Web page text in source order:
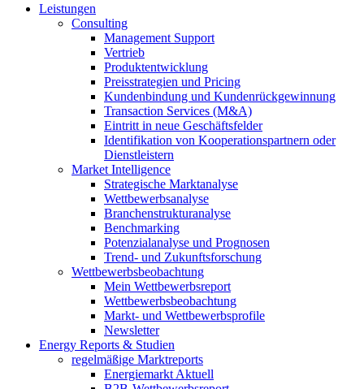
Leistungen
Consulting
Management Support
Vertrieb
Produktentwicklung
Preisstrategien und Pricing
Kundenbindung und Kundenrückgewinnung
Transaction Services (M&A)
Eintritt in neue Geschäftsfelder
Identifikation von Kooperationspartnern oder
Dienstleistern
Market Intelligence
Strategische Marktanalyse
Wettbewerbsanalyse
Branchenstrukturanalyse
Benchmarking
Potenzialanalyse und Prognosen
Trend- und Zukunftsforschung
Wettbewerbs­beobachtung
Mein Wettbewerbsreport
Wettbewerbsbeobachtung
Markt- und Wettbewerbsprofile
Newsletter
Energy Reports & Studien
regelmäßige Marktreports
Energiemarkt Aktuell